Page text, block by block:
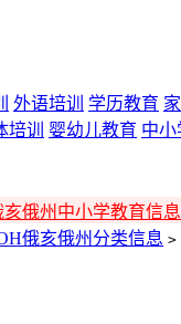
外语培训 学历教育
培训 婴幼儿教育 中小
俄州中小学教育信息
俄亥俄州分类信息 >